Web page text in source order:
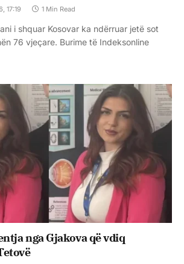
17:19 1 Min Read
i shquar Kosovar ka ndërruar jetë sot
76 vjeçare. Burime të Indeksonline
nga Gjakova që vdiq